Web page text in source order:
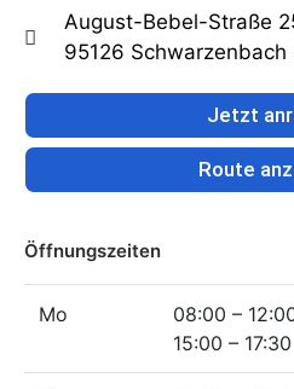
August-Bebel-Straße
95126 Schwarzenbach
Jetzt
Route
Öffnungszeiten
Mo
08:00 –
15:00 – 17:30